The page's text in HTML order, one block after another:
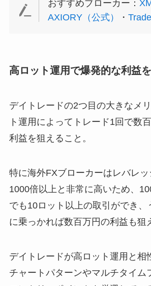
おすすめブローカー：
AXIORY（公式）
・
高ロット運用で爆発的な利益
デイトレードの2つ目の大きなメ
ト運用によってトレード1回で数
利益を狙えること。
特に海外FXブローカーはレバレッ
1000倍以上と非常に高いため、
でも10ロット以上の取引ができ、
に乗っかれば数百万円の利益も狙
デイトレードが高ロット運用と相
チャートパターンやマルチタイム